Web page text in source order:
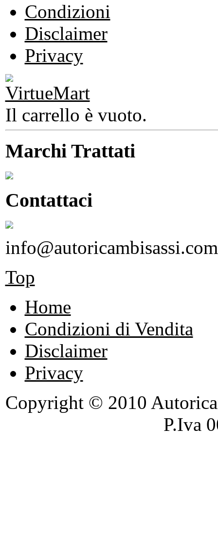
Condizioni
Disclaimer
Privacy
Il carrello è vuoto.
Marchi Trattati
Contattaci
info@autoricambisassi.com
Top
Home
Condizioni di Vendita
Disclaimer
Privacy
Copyright © 2010
P.Iva